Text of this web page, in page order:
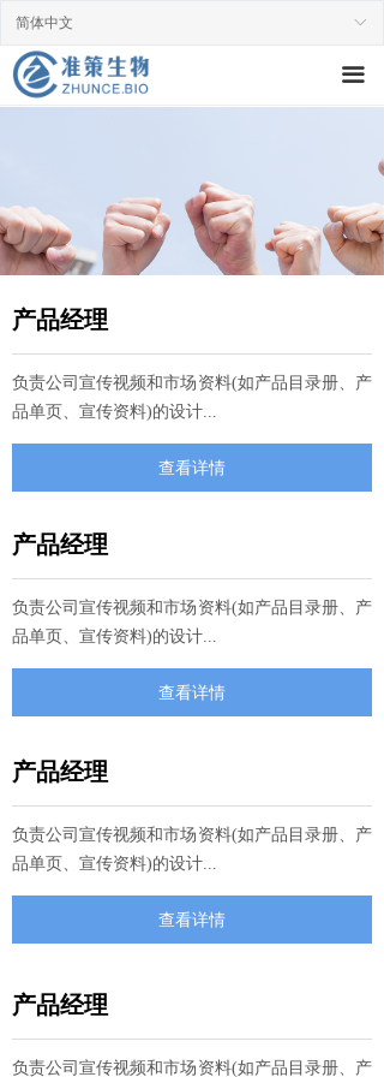
끀
ꀅ
简体中文
产品经理
负责公司宣传视频和市场资料(如产品目录册、产
品单页、宣传资料)的设计...
查看详情
产品经理
负责公司宣传视频和市场资料(如产品目录册、产
品单页、宣传资料)的设计...
查看详情
产品经理
负责公司宣传视频和市场资料(如产品目录册、产
品单页、宣传资料)的设计...
查看详情
产品经理
负责公司宣传视频和市场资料(如产品目录册、产